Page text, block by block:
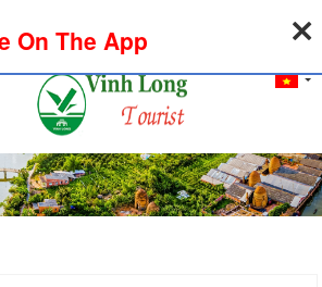
Sign in
On The App